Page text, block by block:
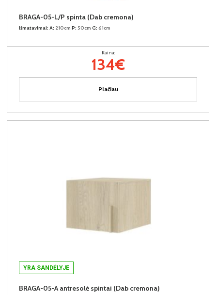
BRAGA-05-L/P spinta (Dab cremona)
Išmatavimai: A: 210cm P: 50cm G: 61cm
Kaina:
134€
Plačiau
YRA SANDĖLYJE
BRAGA-05-A antresolė spintai (Dab cremona)